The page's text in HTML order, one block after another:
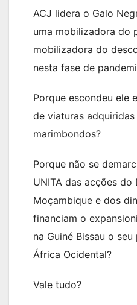
ACJ lidera o Galo
uma mobilizadora do
mobilizadora do
nesta fase de
Porque escondeu ele
de viaturas
marimbondos?
Porque não se
UNITA das acções do
Moçambique e dos
financiam o
na Guiné Bissau o
África Ocidental?
Vale tudo?